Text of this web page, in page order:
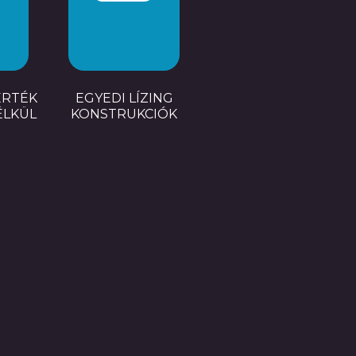
EGYEDI LÍZING
KONSTRUKCIÓK